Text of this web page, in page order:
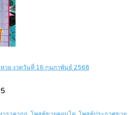
วย งวดวันที่ 16 กุมภาพันธ์ 2568